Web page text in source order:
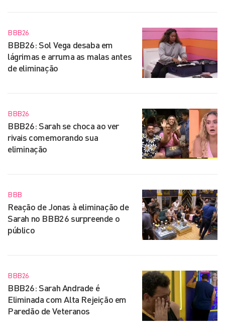
BBB26
BBB26: Sol Vega desaba em
lágrimas e arruma as malas antes
de eliminação
BBB26
BBB26: Sarah se choca ao ver
rivais comemorando sua
eliminação
BBB
Reação de Jonas à eliminação de
Sarah no BBB26 surpreende o
público
BBB26
BBB26: Sarah Andrade é
Eliminada com Alta Rejeição em
Paredão de Veteranos